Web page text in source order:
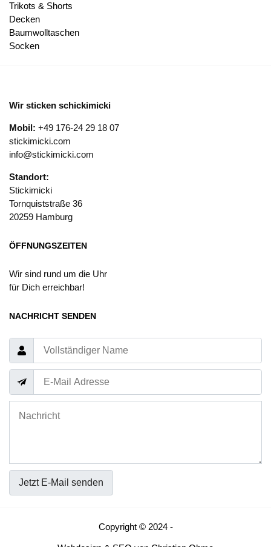
Trikots & Shorts
Decken
Baumwolltaschen
Socken
Wir sticken schickimicki
Mobil: +49 176-24 29 18 07
stickimicki.com
info@stickimicki.com
Standort:
Stickimicki
Tornquiststraße 36
20259 Hamburg
ÖFFNUNGSZEITEN
Wir sind rund um die Uhr
für Dich erreichbar!
NACHRICHT SENDEN
Jetzt E-Mail senden
Copyright © 2024 -